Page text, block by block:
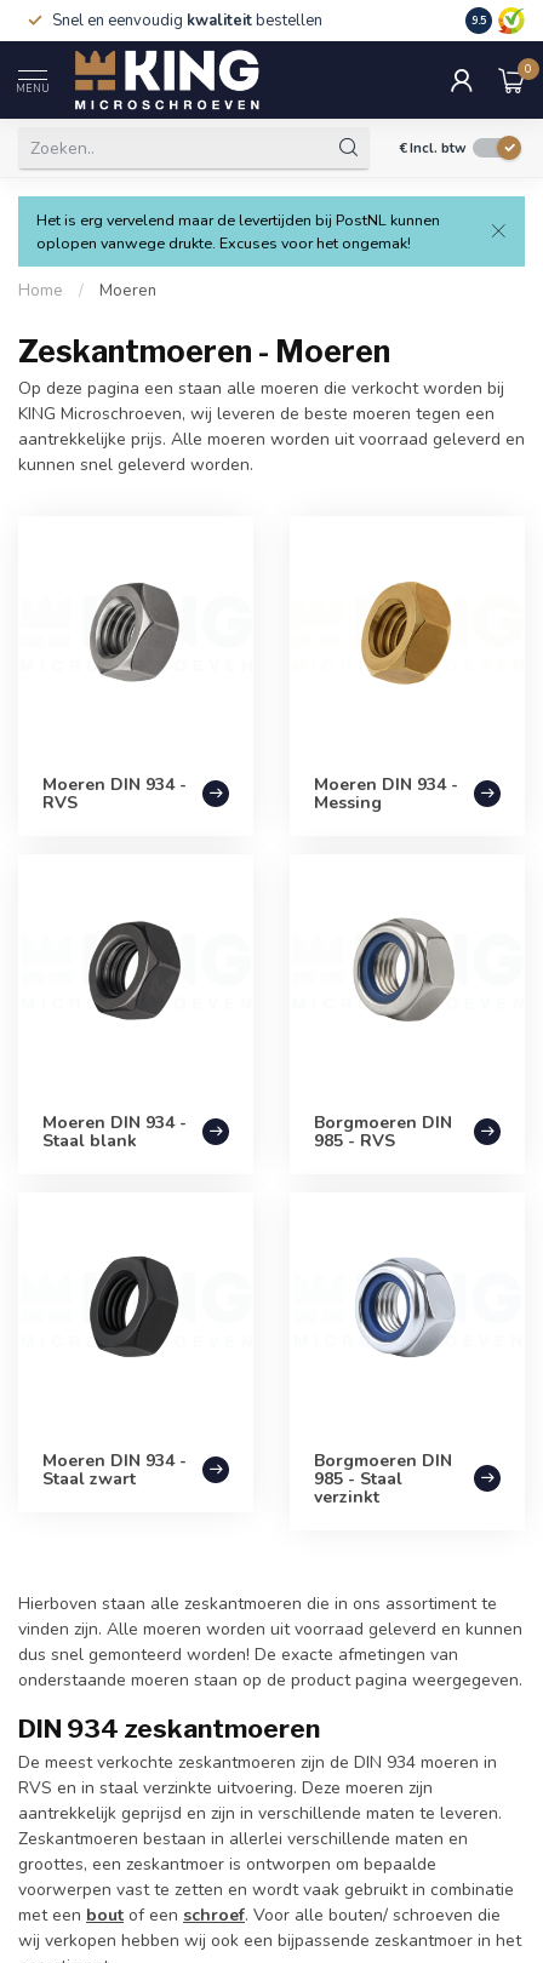
Snel en eenvoudig kwaliteitbestellen 9.5
MENU
0
€Incl. btw
Het is erg vervelend maar de levertijden bij PostNL kunnen
oplopen vanwege drukte. Excuses voor het ongemak!
Home / Moeren
Zeskantmoeren - Moeren
Op deze pagina een staan alle moeren die verkocht worden bij
KING Microschroeven, wij leveren de beste moeren tegen een
aantrekkelijke prijs. Alle moeren worden uit voorraad geleverd en
kunnen snel geleverd worden.
Moeren DIN 934 -
RVS
Moeren DIN 934 -
Messing
Moeren DIN 934 -
Staal blank
Borgmoeren DIN
985 - RVS
Moeren DIN 934 -
Staal zwart
Borgmoeren DIN
985 - Staal
verzinkt
Hierboven staan alle zeskantmoeren die in ons assortiment te
vinden zijn. Alle moeren worden uit voorraad geleverd en kunnen
dus snel gemonteerd worden! De exacte afmetingen van
onderstaande moeren staan op de product pagina weergegeven.
DIN 934 zeskantmoeren
De meest verkochte zeskantmoeren zijn de DIN 934 moeren in
RVS en in staal verzinkte uitvoering. Deze moeren zijn
aantrekkelijk geprijsd en zijn in verschillende maten te leveren.
Zeskantmoeren bestaan in allerlei verschillende maten en
groottes, een zeskantmoer is ontworpen om bepaalde
voorwerpen vast te zetten en wordt vaak gebruikt in combinatie
met een bout of een schroef. Voor alle bouten/ schroeven die
wij verkopen hebben wij ook een bijpassende zeskantmoer in het